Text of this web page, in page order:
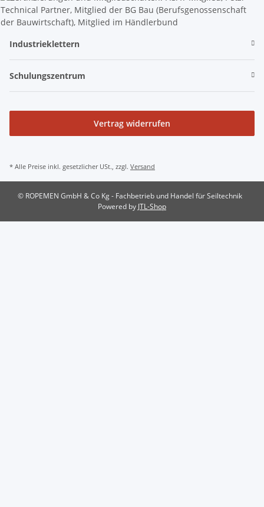
Industrieklettern
Schulungszentrum
Vertrag widerrufen
* Alle Preise inkl. gesetzlicher USt., zzgl. Versand
© ROPEMEN GmbH & Co Kg - Fachbetrieb und Handel für Seiltechnik
Powered by JTL-Shop